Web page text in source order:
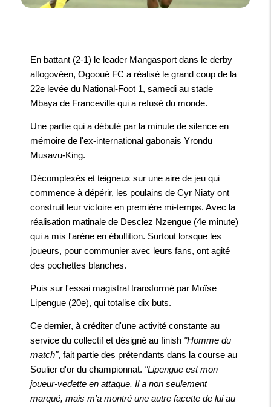
En battant (2-1) le leader Mangasport dans le derby
altogovéen, Ogooué FC a réalisé le grand coup de la
22e levée du National-Foot 1, samedi au stade
Mbaya de Franceville qui a refusé du monde.
Une partie qui a débuté par la minute de silence en
mémoire de l'ex-international gabonais Yrondu
Musavu-King.
Décomplexés et teigneux sur une aire de jeu qui
commence à dépérir, les poulains de Cyr Niaty ont
construit leur victoire en première mi-temps. Avec la
réalisation matinale de Desclez Nzengue (4e minute)
qui a mis l'arène en ébullition. Surtout lorsque les
joueurs, pour communier avec leurs fans, ont agité
des pochettes blanches.
Puis sur l'essai magistral transformé par Moïse
Lipengue (20e), qui totalise dix buts.
Ce dernier, à créditer d'une activité constante au
service du collectif et désigné au finish "Homme du
match", fait partie des prétendants dans la course au
Soulier d'or du championnat. "Lipengue est mon
joueur-vedette en attaque. Il a non seulement
marqué, mais m'a montré une autre facette de lui au